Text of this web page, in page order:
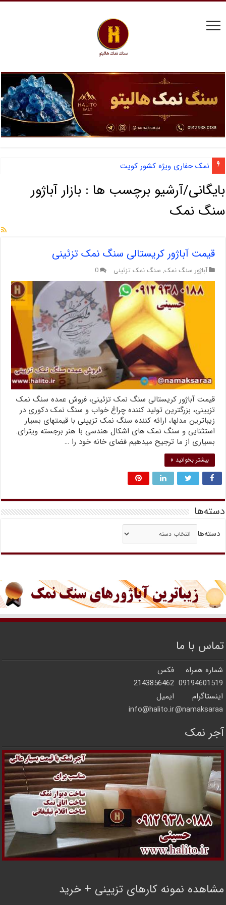
نمک حفاری ویژه کشور کویت
بایگانی/آرشیو برچسب ها : بازار آباژور
سنگ نمک
قیمت آباژور کریستالی سنگ نمک تزئینی
آباژور سنگ نمک, سنگ نمک تزئینی 0
قیمت آباژور کریستالی سنگ نمک تزئینی، فروش عمده سنگ نمک
تزیینی، بزرگترین تولید کننده چراغ خواب و سنگ نمک دکوری در
زیباترین مدلها، ارائه کننده سنگ نمک تزیینی با قیمتهای بسیار
استثنایی و سنگ نمک های اشکال هندسی با هنر برجسته ویترای.
بسیاری از ما ترجیح میدهیم فضای خانه خود را …
بیشتر بخوانید »
دسته‌ها
دسته‌ها
تماس با ما
شماره همراه
فکس
09194601519
2143856462
اینستاگرام
ایمیل
namaksaraa@
info@halito.ir
آجر نمک
مشاهده نمونه کارهای تزیینی + خرید